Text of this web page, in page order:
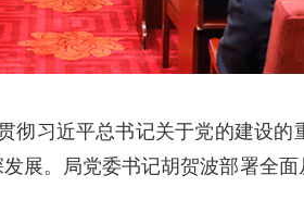
习近平总书记关于党的建设
展。局党委书记胡贺波部署全